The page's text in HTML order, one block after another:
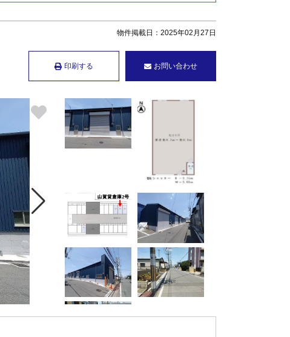
物件掲載日：2025年02月27日
印刷する お問い合わせ